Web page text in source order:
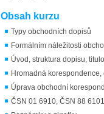
Obsah kurzu
Typy obchodních dopisů
Formálním náležitosti
Úvod, struktura dopisu,
Hromadná
Úprava obchodní
ČSN 01 6910, ČSN 88